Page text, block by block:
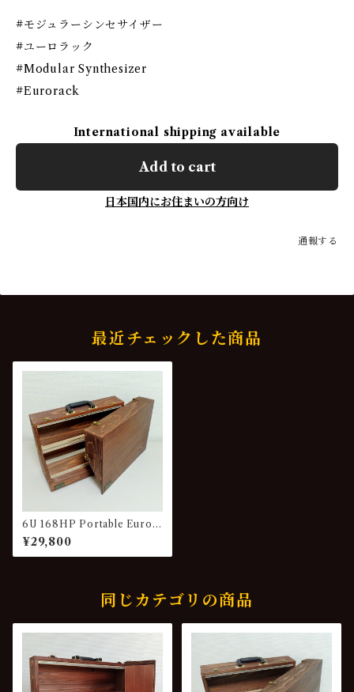
#モジュラーシンセサイザー
#ユーロラック
#Modular Synthesizer
#Eurorack
International shipping available
Add to cart
日本国内にお住まいの方向け
通報する
最近チェックした商品
6U 168HP Portable Euror
ack Wood Case VG-841
¥29,800
同じカテゴリの商品